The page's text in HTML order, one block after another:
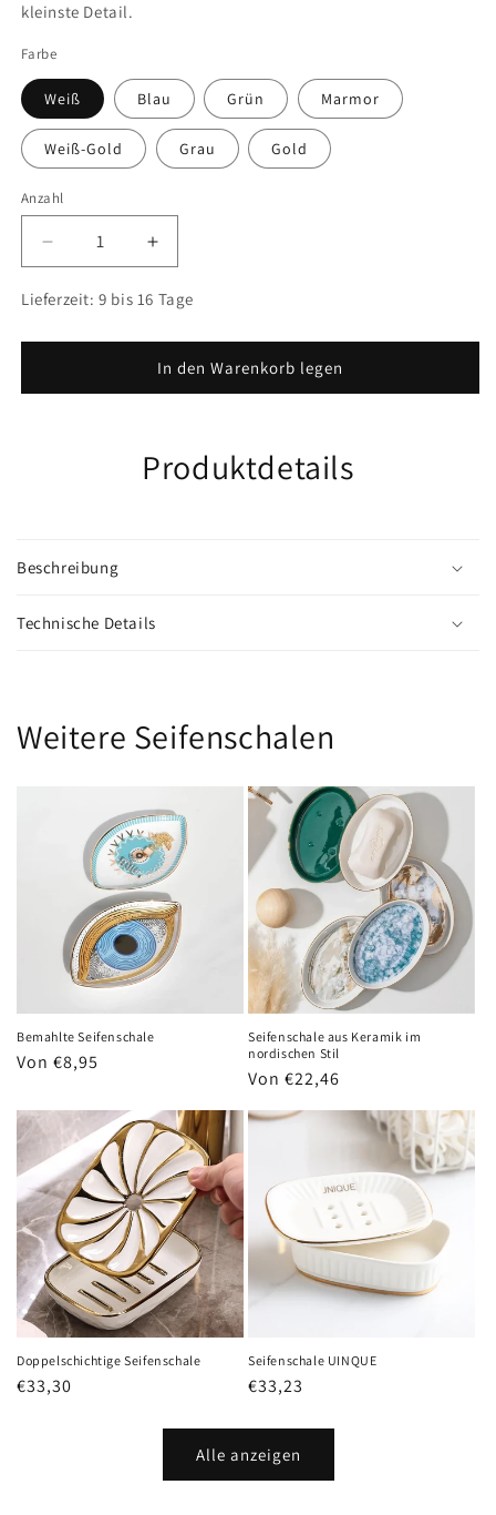
kleinste Detail.
Farbe
Weiß Blau Grün Marmor
Weiß-Gold Grau Gold
Anzahl
Anzahl
Verringere
die
Menge
Seifenschale
Keramik
Erhöhe
die
Menge
Seifenschale
aus
Keramik
Stil
Lieferzeit:9 bis 16 Tage
In den Warenkorb legen
Produktdetails
Beschreibung
Technische Details
Weitere Seifenschalen
Bemahlte Seifenschale
Normaler
Von €8,95
Seifenschale aus Keramik im
nordischen Stil
Normaler
Von €22,46
Doppelschichtige Seifenschale
Normaler
€33,30
Seifenschale UINQUE
Normaler
€33,23
Alle anzeigen